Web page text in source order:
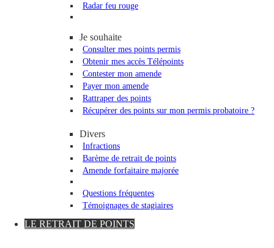
Radar feu rouge
Je souhaite
Consulter mes points permis
Obtenir mes accès Télépoints
Contester mon amende
Payer mon amende
Rattraper des points
Récupérer des points sur mon permis probatoire ?
Divers
Infractions
Barème de retrait de points
Amende forfaitaire majorée
Questions fréquentes
Témoignages de stagiaires
LE RETRAIT DE POINTS